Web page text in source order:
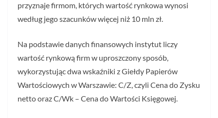
przyznaje firmom, których wartość rynkowa wynosi
według jego szacunków więcej niż 10 mln zł.
Na podstawie danych finansowych instytut liczy
wartość rynkową firm w uproszczony sposób,
wykorzystując dwa wskaźniki z Giełdy Papierów
Wartościowych w Warszawie: C/Z, czyli Cena do Zysku
netto oraz C/Wk – Cena do Wartości Księgowej.